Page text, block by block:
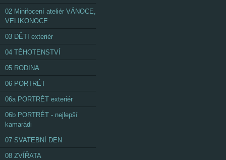
02 Minifocení ateliér VÁNOCE,
VELIKONOCE
03 DĚTI exteriér
04 TĚHOTENSTVÍ
05 RODINA
06 PORTRÉT
06a PORTRÉT exteriér
06b PORTRÉT - nejlepší
kamarádi
07 SVATEBNÍ DEN
08 ZVÍŘATA